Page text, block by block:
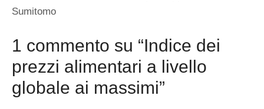
Sumitomo
1 commento su “Indice dei
prezzi alimentari a livello
globale ai massimi”